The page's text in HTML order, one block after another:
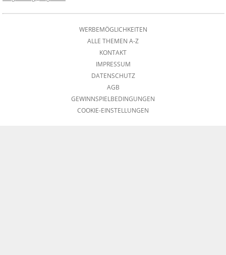
WERBEMÖGLICHKEITEN
ALLE THEMEN A-Z
KONTAKT
IMPRESSUM
DATENSCHUTZ
AGB
GEWINNSPIELBEDINGUNGEN
COOKIE-EINSTELLUNGEN